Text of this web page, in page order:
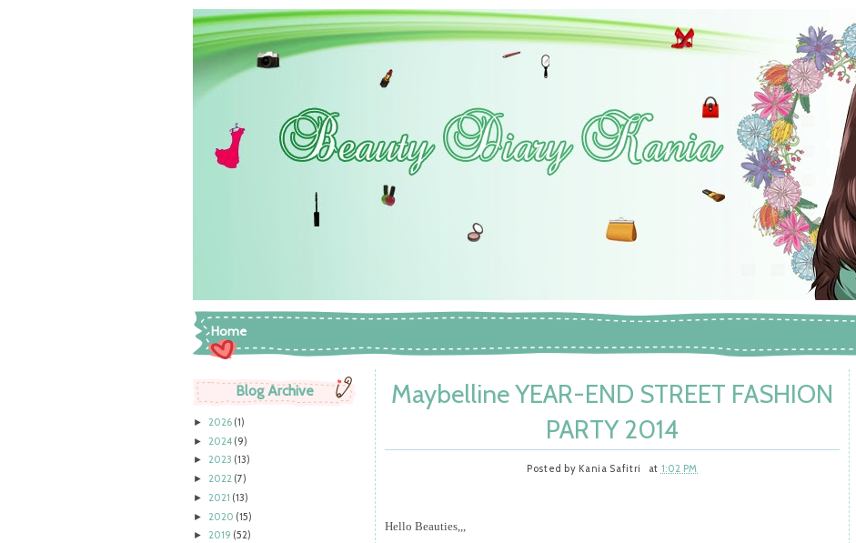
Home
Blog Archive
► 2026 (1)
► 2024 (9)
► 2023 (13)
► 2022 (7)
► 2021 (13)
► 2020 (15)
► 2019 (52)
Maybelline YEAR-END STREET FASHION
PARTY 2014
Posted by Kania Safitri at 1:02 PM
Hello Beauties,,,